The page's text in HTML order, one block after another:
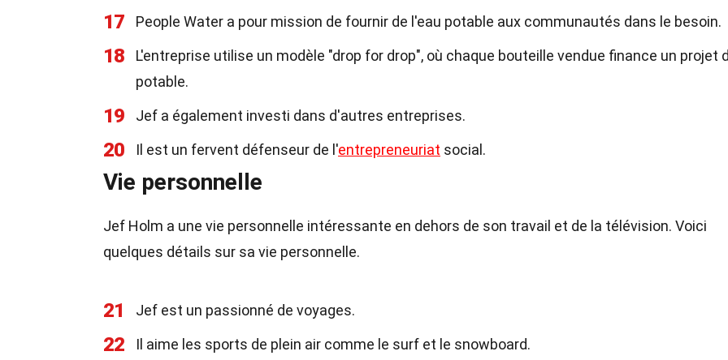
17 People Water a pour mission de fournir de l'eau potable aux communautés dans le besoin.
18
L'entreprise utilise un modèle "drop for drop", où chaque bouteille vendue finance un projet
potable.
19 Jef a également investi dans d'autres entreprises.
20 Il est un fervent défenseur de l'entrepreneuriat social.
Vie personnelle
Jef Holm a une vie personnelle intéressante en dehors de son travail et de la télévision. Voici
quelques détails sur sa vie personnelle.
21 Jef est un passionné de voyages.
22 Il aime les sports de plein air comme le surf et le snowboard.